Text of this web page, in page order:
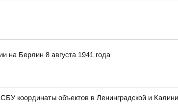
на Берлин 8 августа 1941 года
координаты объектов в Ленинградской и